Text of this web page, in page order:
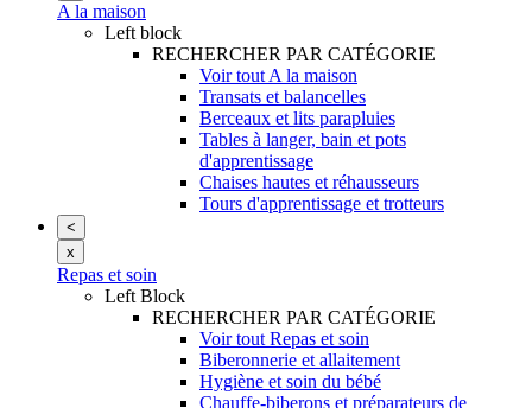
A la maison
Left block
RECHERCHER PAR CATÉGORIE
Voir tout A la maison
Transats et balancelles
Berceaux et lits parapluies
Tables à langer, bain et pots
d'apprentissage
Chaises hautes et réhausseurs
Tours d'apprentissage et trotteurs
<
x
Repas et soin
Left Block
RECHERCHER PAR CATÉGORIE
Voir tout Repas et soin
Biberonnerie et allaitement
Hygiène et soin du bébé
Chauffe-biberons et préparateurs de